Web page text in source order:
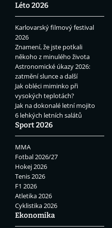
Léto 2026
Karlovarský filmový festival
2026
Znamení, že jste potkali
někoho z minulého života
Astronomické úkazy 2026:
zatmění slunce a další
Jak obléci miminko při
vysokých teplotách?
Jak na dokonalé letní mojito
6 lehkých letních salátů
Sport 2026
MMA
Fotbal 2026/27
Hokej 2026
Tenis 2026
F1 2026
Atletika 2026
Cyklistika 2026
Ekonomika